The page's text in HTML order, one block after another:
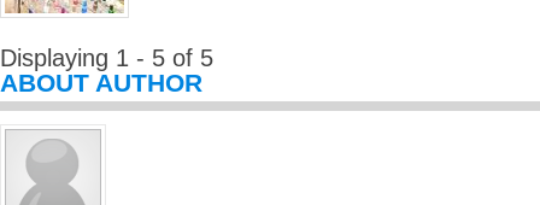
Displaying 1 - 5 of 5
ABOUT AUTHOR